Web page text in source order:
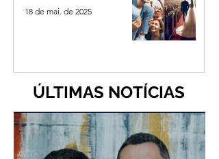
18 de mai. de 2025
ÚLTIMAS NOTÍCIAS